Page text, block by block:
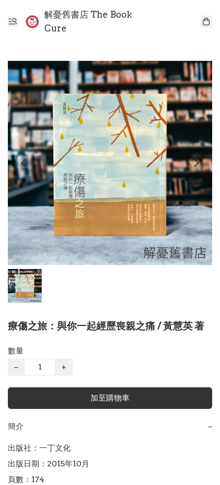
解憂舊書店 The Book
Cure
療傷之旅：與你一起經歷喪親之痛 / 黃慧英 著
數量
−
+
加至購物車
簡介 −
出版社：一丁文化
出版日期：2015年10月
頁數：174